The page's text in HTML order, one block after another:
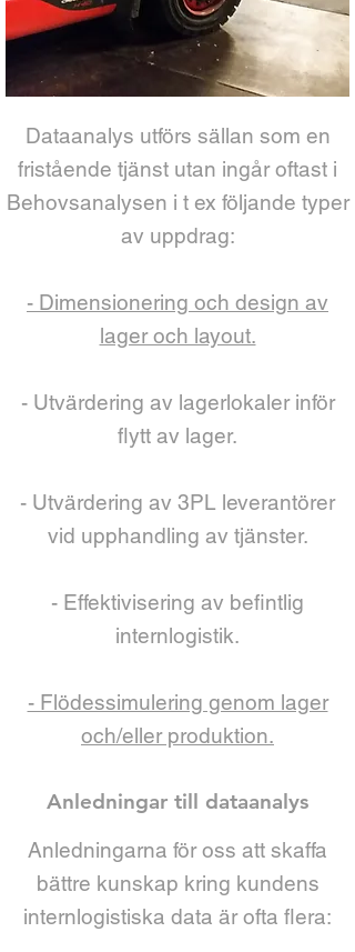
Dataanalys utförs sällan som en
fristående tjänst utan ingår oftast i
Behovsanalysen i t ex följande typer
av uppdrag:
- Dimensionering och design av
lager och layout.
- Utvärdering av lagerlokaler inför
flytt av lager.
- Utvärdering av 3PL leverantörer
vid upphandling av tjänster.
- Effektivisering av befintlig
internlogistik.
- Flödessimulering genom lager
och/eller produktion.
Anledningar till dataanalys
Anledningarna för oss att skaffa
bättre kunskap kring kundens
internlogistiska data är ofta flera: